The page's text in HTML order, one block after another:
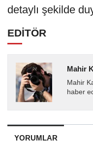
detaylı şekilde
EDİTÖR
Mahir
Mahir
haber
YORUMLAR